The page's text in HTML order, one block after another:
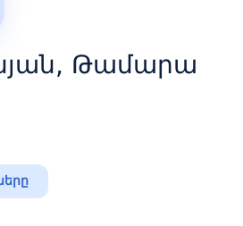
Թամարա